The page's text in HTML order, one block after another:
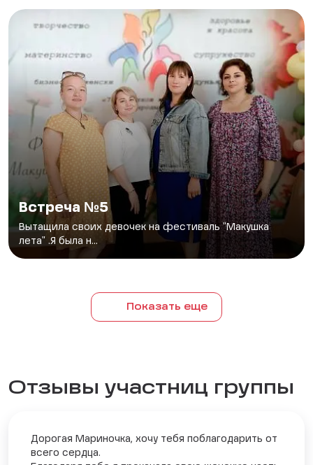
Встреча №5
Вытащила своих девочек на фестиваль "Макушка
лета" .Я была н...
Показать еще
Отзывы участниц группы
Дорогая Мариночка, хочу тебя поблагодарить от
всего сердца.